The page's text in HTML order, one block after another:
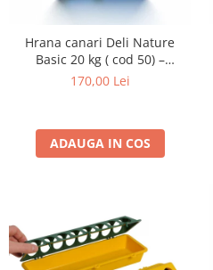
Hrana canari Deli Nature
Basic 20 kg ( cod 50) –
amestec seminte pentru
170,00 Lei
ADAUGA IN COS